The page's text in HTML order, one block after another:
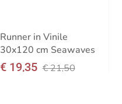
Runner in Vinile
30x120 cm Seawaves
€ 19,35 € 21,50